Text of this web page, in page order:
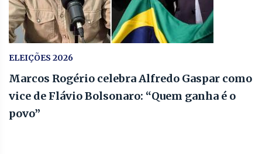
ELEIÇÕES 2026
Marcos Rogério celebra Alfredo Gaspar como
vice de Flávio Bolsonaro: “Quem ganha é o
povo”